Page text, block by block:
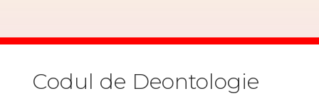
Codul de Deontologie